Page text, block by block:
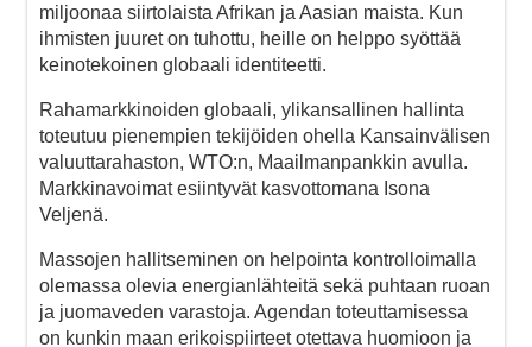
miljoonaa siirtolaista Afrikan ja Aasian maista. Kun
ihmisten juuret on tuhottu, heille on helppo syöttää
keinotekoinen globaali identiteetti.
Rahamarkkinoiden globaali, ylikansallinen hallinta
toteutuu pienempien tekijöiden ohella Kansainvälisen
valuuttarahaston, WTO:n, Maailmanpankkin avulla.
Markkinavoimat esiintyvät kasvottomana Isona
Veljenä.
Massojen hallitseminen on helpointa kontrolloimalla
olemassa olevia energianlähteitä sekä puhtaan ruoan
ja juomaveden varastoja. Agendan toteuttamisessa
on kunkin maan erikoispiirteet otettava huomioon ja